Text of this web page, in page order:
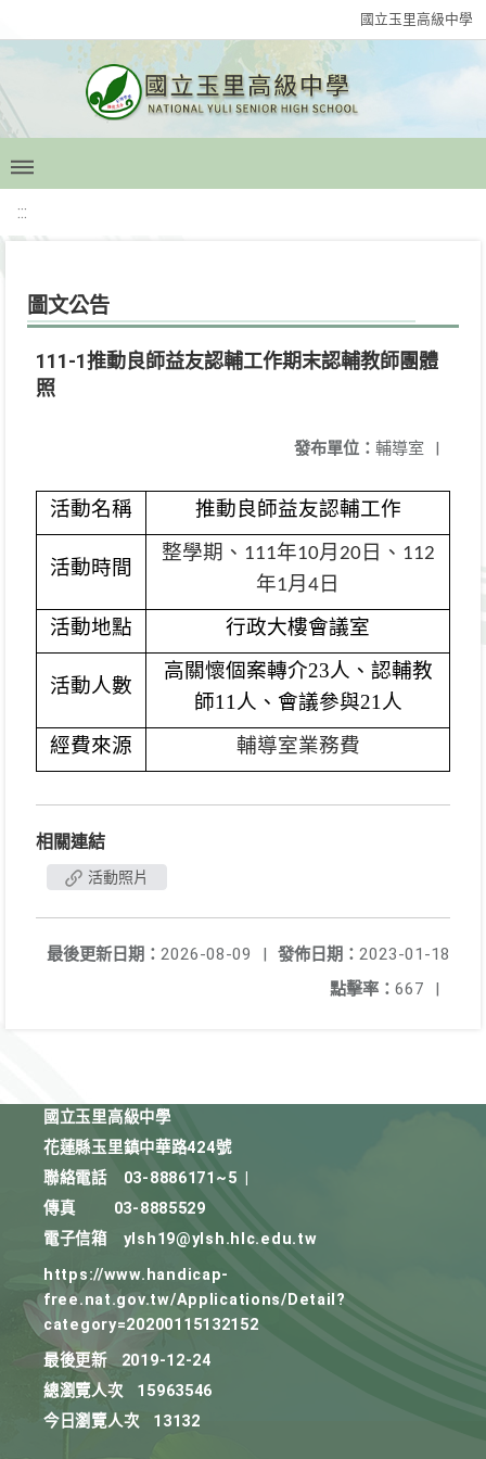
國立玉里高級中學
:::
圖文公告
111-1推動良師益友認輔工作期末認輔教師團體
照
發布單位： 輔導室 |
活動名稱 推動良師益友認輔工作
活動時間
整學期、 111年10月 20 日、 112
年1月 4 日
活動地點
行政大樓會議室
活動人數
高關懷個案轉介23人、認輔教
師11人、會議參與21人
經費來源
輔導室業務費
相關連結
活動照片
發佈日期： 2023-01-18
最後更新日期： 2026-08-09
|
點擊率： 667 |
國立玉里高級中學
花蓮縣玉里鎮中華路424號
聯絡電話
03-8886171~5
傳真
03-8885529
電子信箱
ylsh19@ylsh.hlc.edu.tw
https://www.handicap-
free.nat.gov.tw/Applications/Detail?
category=20200115132152
最後更新
2019-12-24
總瀏覽人次
15963546
今日瀏覽人次
13132